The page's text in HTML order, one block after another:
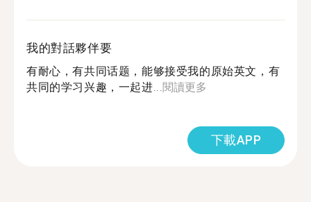
我的對話夥伴要
有耐心，有共同话题，能够接受我的原始英文，有
共同的学习兴趣，一起进...閱讀更多
下載APP